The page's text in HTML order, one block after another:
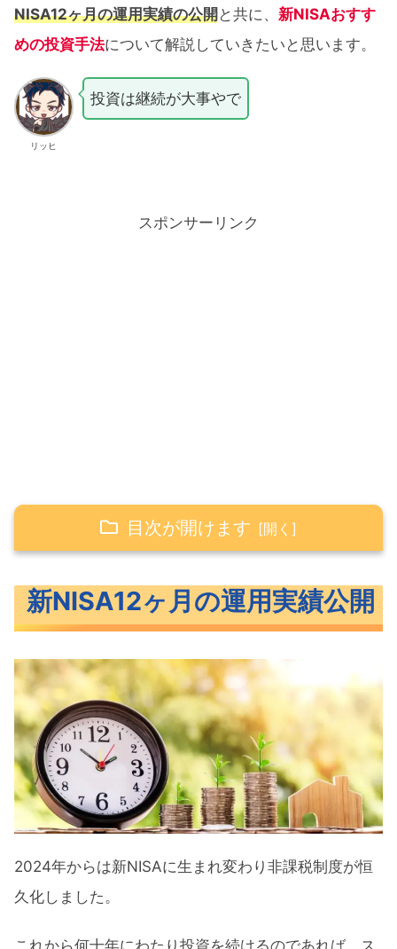
NISA12ヶ月の運用実績の公開と共に、 新NISAおすす
めの投資手法について解説していきたいと思います。
リッヒ
投資は継続が大事やで
スポンサーリンク
目次が開けます
新NISAつみたて投資枠運用実績
新NISAトータル運用実績
新NISAにおすすめな銘柄
つみたて投資枠におすすめの投資信託
成長投資枠でおすすめの投資信託
まとめ
新NISA12ヶ月の運用実績公開
2024年からは新NISAに生まれ変わり非課税制度が恒
久化しました。
これから何十年にわたり投資を続けるのであれば、ス